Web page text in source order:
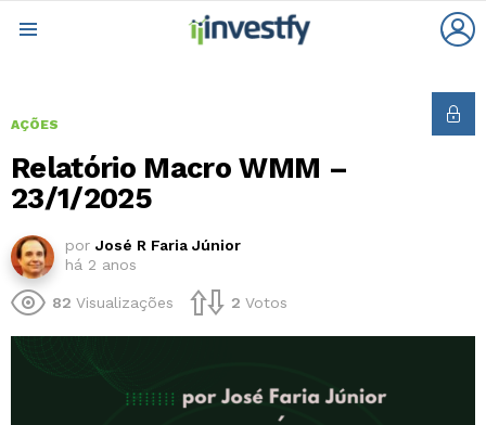
AÇÕES
Relatório Macro WMM –
23/1/2025
por José R Faria Júnior
há 2 anos
82 Visualizações 2 Votos